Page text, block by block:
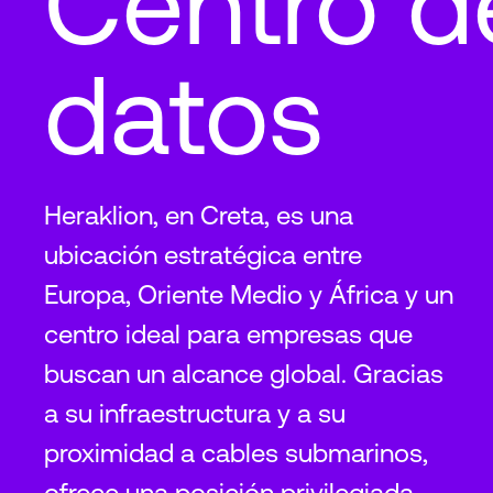
datos
Heraklion, en Creta, es una
ubicación estratégica entre
Europa, Oriente Medio y África y un
centro ideal para empresas que
buscan un alcance global. Gracias
a su infraestructura y a su
proximidad a cables submarinos,